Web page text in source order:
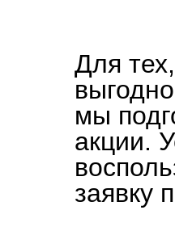
Для
мы
акции.
заявку